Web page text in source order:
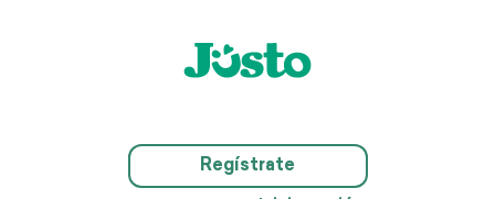
Regístrate